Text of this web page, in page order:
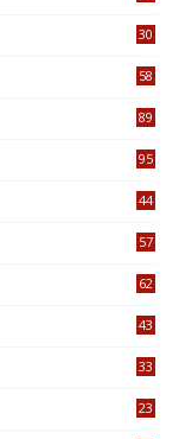
30
58
89
95
44
57
62
43
33
23